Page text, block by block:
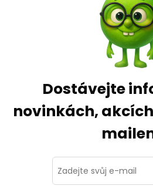
Dostávejte
novinkách,